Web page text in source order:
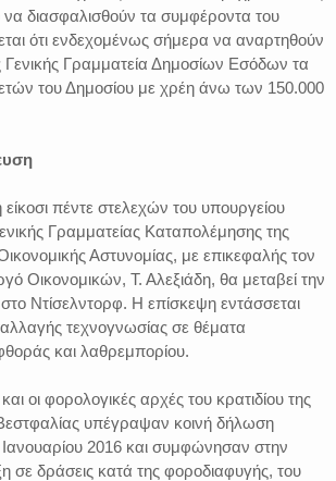
να διασφαλισθούν τα συμφέροντα του
ότι ενδεχομένως σήμερα να αναρτηθούν
Γενικής Γραμματεία Δημοσίων Εσόδων τα
του Δημοσίου με χρέη άνω των 150.000
πέντε στελεχών του υπουργείου
Γραμματείας Kαταπολέμησης της
Αστυνομίας, με επικεφαλής τον
Οικονομικών, Τ. Αλεξιάδη, θα μεταβεί την
Ντίσελντορφ. Η επίσκεψη εντάσσεται
τεχνογνωσίας σε θέματα
και λαθρεμπορίου.
οι φορολογικές αρχές του κρατιδίου της
υπέγραψαν κοινή δήλωση
2016 και συμφώνησαν στην
σε δράσεις κατά της φοροδιαφυγής, του